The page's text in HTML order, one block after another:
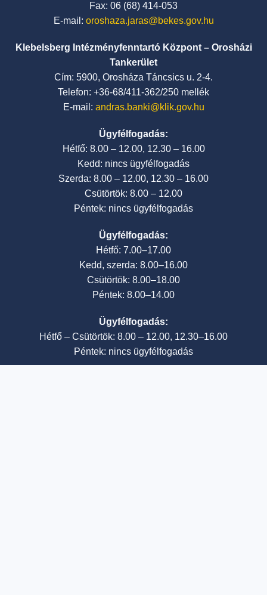
Fax: 06 (68) 414-053
E-mail: oroshaza.jaras@bekes.gov.hu
Klebelsberg Intézményfenntartó Központ – Orosházi
Tankerület
Cím: 5900, Orosháza Táncsics u. 2-4.
Telefon: +36-68/411-362/250 mellék
E-mail: andras.banki@klik.gov.hu
Ügyfélfogadás:
Hétfő: 8.00 – 12.00, 12.30 – 16.00
Kedd: nincs ügyfélfogadás
Szerda: 8.00 – 12.00, 12.30 – 16.00
Csütörtök: 8.00 – 12.00
Péntek: nincs ügyfélfogadás
Ügyfélfogadás:
Hétfő: 7.00–17.00
Kedd, szerda: 8.00–16.00
Csütörtök: 8.00–18.00
Péntek: 8.00–14.00
Ügyfélfogadás:
Hétfő – Csütörtök: 8.00 – 12.00, 12.30–16.00
Péntek: nincs ügyfélfogadás